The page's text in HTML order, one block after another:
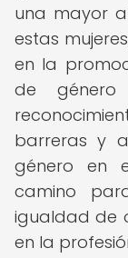
una mayor
estas
en la
de
barreras y
género en
camino
igualdad de
en la